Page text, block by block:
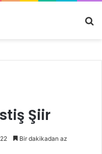
Şiir
Bir dakikadan az